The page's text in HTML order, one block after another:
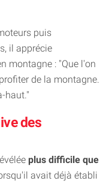
puis
il apprécie
montagne : "Que l'on
de la montagne.
haut."
des
plus difficile que
avait déjà établi